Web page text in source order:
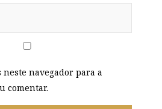
neste navegador para a
comentar.